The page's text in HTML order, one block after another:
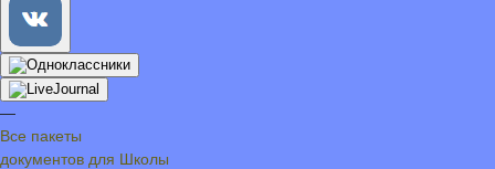
—
Все пакеты
документов для Школы